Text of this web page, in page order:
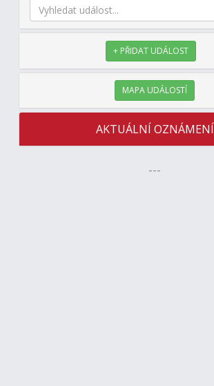
+ PŘIDAT UDÁLOST
MAPA UDÁLOSTÍ
AKTUÁLNÍ OZNÁMENÍ
---